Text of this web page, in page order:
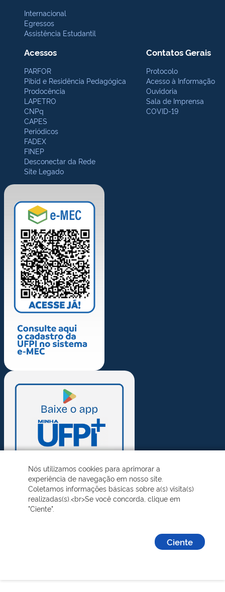
Internacional
Egressos
Assistência Estudantil
Acessos
PARFOR
Pibid e Residência Pedagógica
Prodocência
LAPETRO
CNPq
CAPES
Periódicos
FADEX
FINEP
Desconectar da Rede
Site Legado
Contatos Gerais
Protocolo
Acesso à Informação
Ouvidoria
Sala de Imprensa
COVID-19
Nós utilizamos cookies para aprimorar a
experiência de navegação em nosso site.
Coletamos informações básicas sobre a(s) visita(s)
realizadas(s).<br>Se você concorda, clique em
"Ciente".
Ciente